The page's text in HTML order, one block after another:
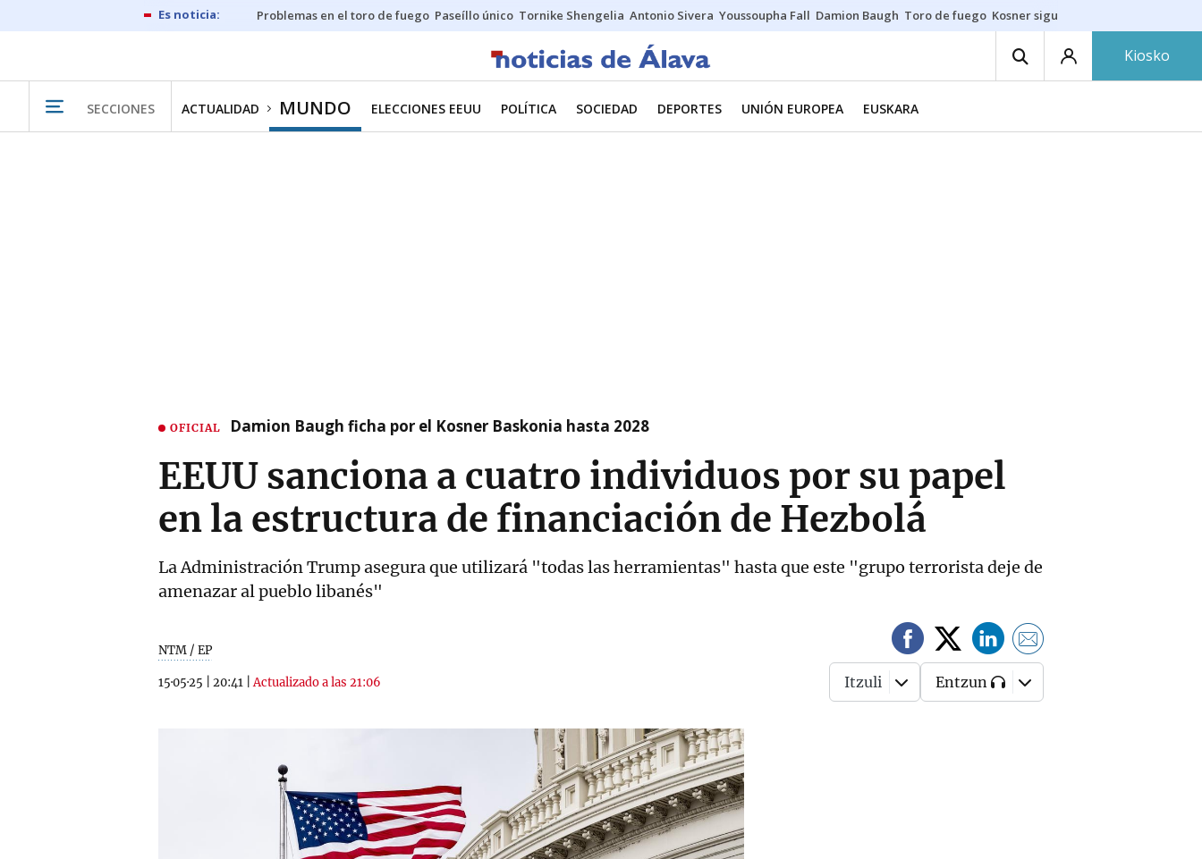
Problemas en el toro de fuego Paseíllo único Tornike Shengelia Antonio Sivera Youssoupha Fall Damion Baugh Toro de fuego Kosner sigue con Baskonia
Kiosko
SECCIONES ACTUALIDAD MUNDO ELECCIONES EEUU POLÍTICA SOCIEDAD DEPORTES UNIÓN EUROPEA EUSKARA
OFICIAL Damion Baugh ficha por el Kosner Baskonia hasta 2028
EEUU sanciona a cuatro individuos por su papel
en la estructura de financiación de Hezbolá
La Administración Trump asegura que utilizará "todas las herramientas" hasta que este "grupo terrorista deje de
amenazar al pueblo libanés"
NTM / EP
15·05·25 20:41 |Actualizado a las 21:06 Itzuli Entzun